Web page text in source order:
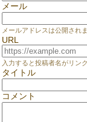
メール
メールアドレスは公開され
URL
入力すると投稿者名がリン
タイトル
コメント